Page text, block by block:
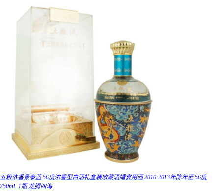
五粮浓香景泰蓝 56度浓香型白酒礼盒装收藏酒婚宴用酒 2010-2013年陈年酒 56度
750mL 1瓶 龙腾四海